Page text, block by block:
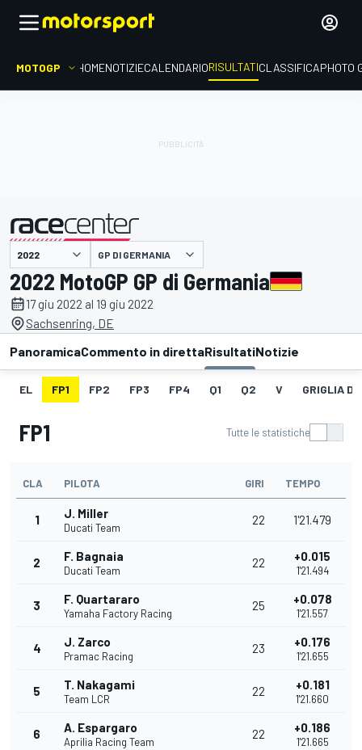
MOTOGP HOMENOTIZIECALENDARIORISULTATICLASSIFICAPHOTO
presentato da GP DI GERMANIA
2022 MotoGP GP di Germania
17 giu 2022 al 19 giu 2022
Sachsenring, DE
PanoramicaCommento in direttaRisultatiNotizie
EL FP1 FP2 FP3 FP4 Q1 Q2 V GRIGLIA DI
FP1 Tutte le statistiche
CLA PILOTA GIRI TEMPO
1 J. Miller
Ducati Team
22 1'21.479
2 F. Bagnaia
Ducati Team
22 +0.015
1'21.494
3 F. Quartararo
Yamaha Factory Racing
25 +0.078
1'21.557
4 J. Zarco
Pramac Racing
23 +0.176
1'21.655
5 T. Nakagami
Team LCR
22 +0.181
1'21.660
6 A. Espargaro
Aprilia Racing Team
22 +0.186
1'21.665